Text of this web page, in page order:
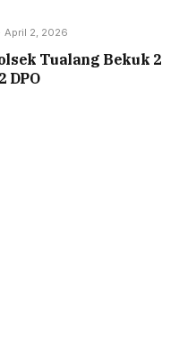
April 2, 2026
Tualang Bekuk 2
DPO